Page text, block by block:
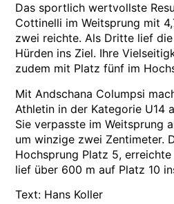
Das sportlich wertvollste
Cottinelli im Weitsprung mit
zwei reichte. Als Dritte lief
Hürden ins Ziel. Ihre
zudem mit Platz fünf im
Mit Andschana Columpsi
Athletin in der Kategorie U14
Sie verpasste im Weitsprung
um winzige zwei Zentimeter.
Hochsprung Platz 5,
lief über 600 m auf Platz 10
Text: Hans Koller